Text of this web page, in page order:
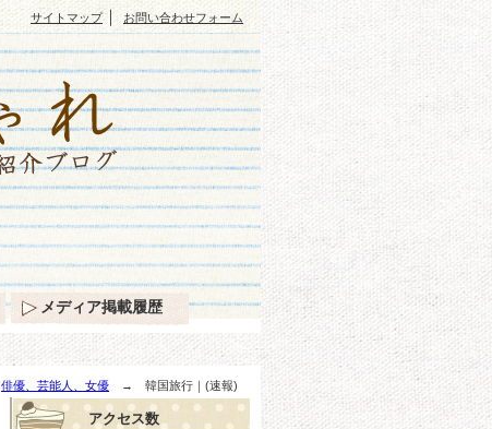
俳優、芸能人、女優 → 韓国旅行｜(速報)
アクセス数
サイトマップ｜ お問い合わせフォーム
メディア掲載履歴